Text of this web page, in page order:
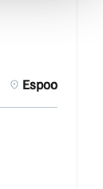
Espoo